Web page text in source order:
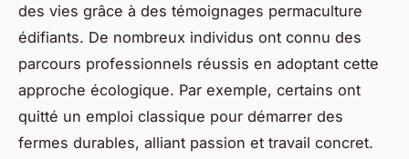
des vies grâce à des témoignages permaculture
édifiants. De nombreux individus ont connu des
parcours professionnels réussis en adoptant cette
approche écologique. Par exemple, certains ont
quitté un emploi classique pour démarrer des
fermes durables, alliant passion et travail concret.